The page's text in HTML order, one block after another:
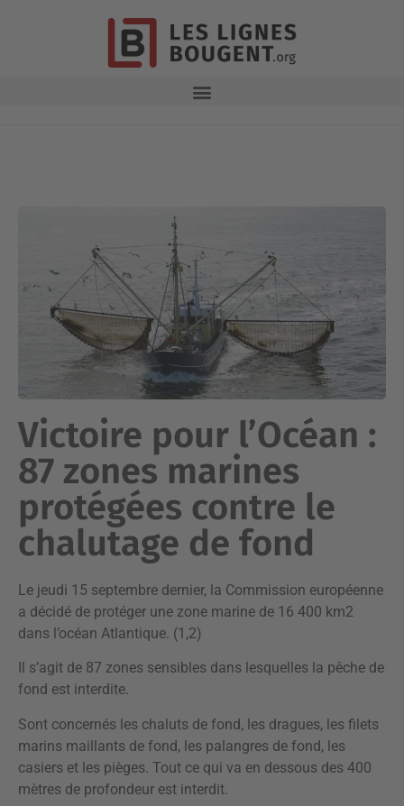
Victoire pour l’Océan :
87 zones marines
protégées contre le
chalutage de fond
Le jeudi 15 septembre dernier, la Commission européenne
a décidé de protéger une zone marine de 16 400 km2
dans l’océan Atlantique. (1,2)
Il s’agit de 87 zones sensibles dans lesquelles la pêche de
fond est interdite.
Sont concernés les chaluts de fond, les dragues, les filets
marins maillants de fond, les palangres de fond, les
casiers et les pièges. Tout ce qui va en dessous des 400
mètres de profondeur est interdit.